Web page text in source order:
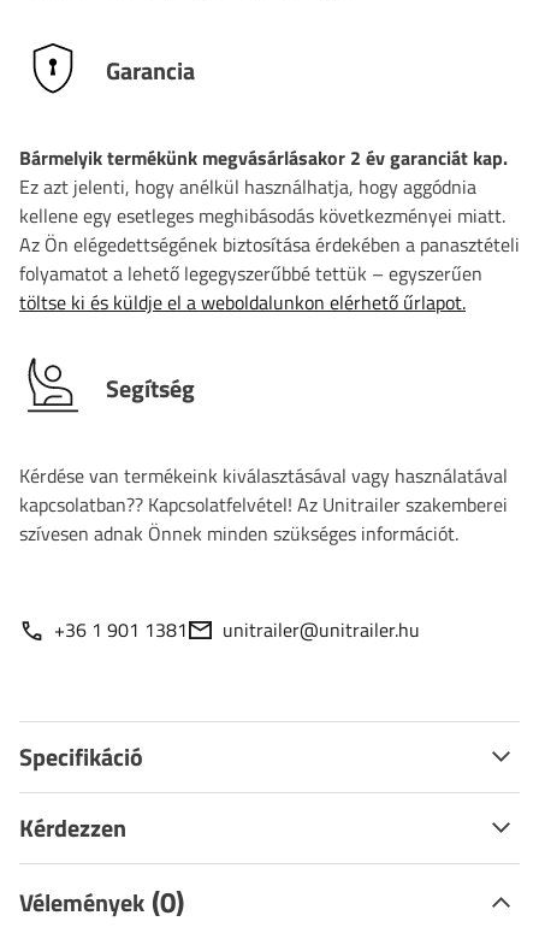
Garancia
Bármelyik termékünk megvásárlásakor 2 év garanciát kap.
Ez azt jelenti, hogy anélkül használhatja, hogy aggódnia
kellene egy esetleges meghibásodás következményei miatt.
Az Ön elégedettségének biztosítása érdekében a panasztételi
folyamatot a lehető legegyszerűbbé tettük – egyszerűen
töltse ki és küldje el a weboldalunkon elérhető űrlapot.
Segítség
Kérdése van termékeink kiválasztásával vagy használatával
kapcsolatban?? Kapcsolatfelvétel! Az Unitrailer szakemberei
szívesen adnak Önnek minden szükséges információt.
+36 1 901 1381 unitrailer@unitrailer.hu
Specifikáció
Kérdezzen
Vélemények (0)